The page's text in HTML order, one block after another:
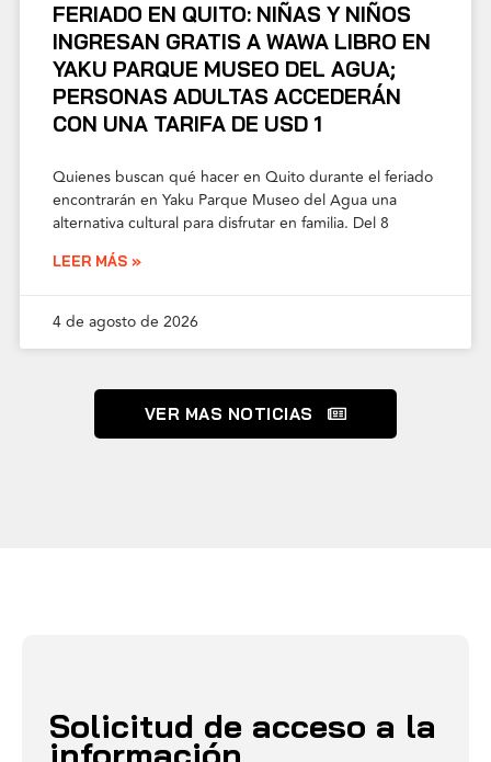
FERIADO EN QUITO: NIÑAS Y NIÑOS
INGRESAN GRATIS A WAWA LIBRO EN
YAKU PARQUE MUSEO DEL AGUA;
PERSONAS ADULTAS ACCEDERÁN
CON UNA TARIFA DE USD 1
Quienes buscan qué hacer en Quito durante el feriado
encontrarán en Yaku Parque Museo del Agua una
alternativa cultural para disfrutar en familia. Del 8
LEER MÁS »
4 de agosto de 2026
VER MAS NOTICIAS
Solicitud de acceso a la